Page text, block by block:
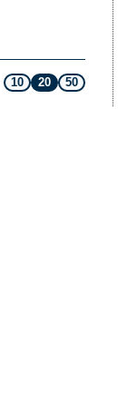
10 20 50